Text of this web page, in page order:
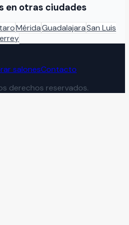
en otras ciudades
MéridaGuadalajaraSan Luis
salonesContacto
derechos reservados.